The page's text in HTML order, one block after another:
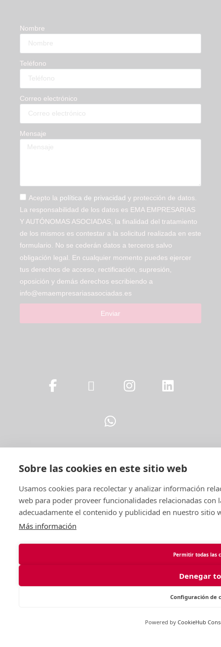
Nombre
Teléfono
Correo electrónico
Mensaje
Acepto la política de privacidad y protección de datos.
La responsabilidad de los datos es EMA EMPRESARIAS
Y AUTÓNOMAS ASOCIADAS, la finalidad del tratamiento
de los mismos es contestar a la solicitud realizada en este
formulario. No se cederán datos a terceros salvo
obligación legal. En cualquier momento puedes ejercer
tus derechos de acceso, rectificación, supresión,
oposición y demás derechos escribiendo a
info@emaempresariasasociadas.es
Enviar
Legal
parte?
Sobre las cookies en este sitio web
Usamos cookies para recolectar y analizar información
web para poder proveer funcionalidades relacionadas con
adecuadamente el contenido y publicidad en nuestro sitio
Más información
Permitir todas las
Denegar
Configuración de
Powered by CookieHub